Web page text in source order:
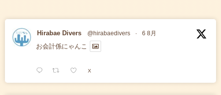
Hirabae Divers @hirabaedivers · 6 8月
お会計係にゃんこ
X